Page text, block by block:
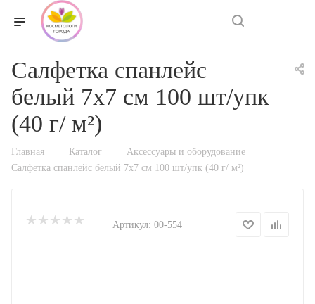
Салфетка спанлейс
белый 7х7 см 100 шт/упк
(40 г/ м²)
Главная — Каталог — Аксессуары и оборудование —
Салфетка спанлейс белый 7х7 см 100 шт/упк (40 г/ м²)
Артикул: 00-554